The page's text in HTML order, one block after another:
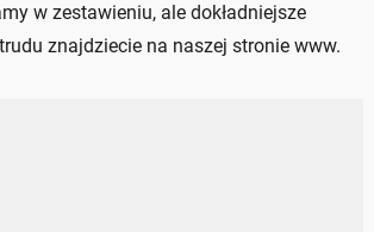
w zestawieniu, ale dokładniejsze
znajdziecie na naszej stronie www.